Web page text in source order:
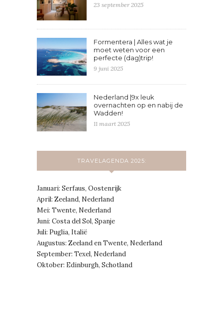
23 september 2025
Formentera | Alles wat je
moet weten voor een
perfecte (dag)trip!
9 juni 2025
Nederland |9x leuk
overnachten op en nabij de
Wadden!
11 maart 2025
TRAVELAGENDA 2025:
Januari: Serfaus, Oostenrijk
April: Zeeland, Nederland
Mei: Twente, Nederland
Juni: Costa del Sol, Spanje
Juli: Puglia, Italië
Augustus: Zeeland en Twente, Nederland
September: Texel, Nederland
Oktober: Edinburgh, Schotland